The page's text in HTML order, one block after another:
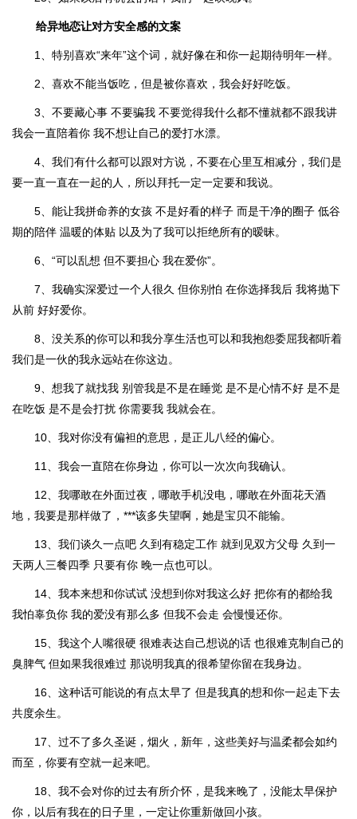
给异地恋让对方安全感的文案
1、特别喜欢“来年”这个词，就好像在和你一起期待明年一样。
2、喜欢不能当饭吃，但是被你喜欢，我会好好吃饭。
3、不要藏心事 不要骗我 不要觉得我什么都不懂就都不跟我讲
我会一直陪着你 我不想让自己的爱打水漂。
4、我们有什么都可以跟对方说，不要在心里互相减分，我们是
要一直一直在一起的人，所以拜托一定一定要和我说。
5、能让我拼命养的女孩 不是好看的样子 而是干净的圈子 低谷
期的陪伴 温暖的体贴 以及为了我可以拒绝所有的暧昧。
6、“可以乱想 但不要担心 我在爱你”。
7、我确实深爱过一个人很久 但你别怕 在你选择我后 我将抛下
从前 好好爱你。
8、没关系的你可以和我分享生活也可以和我抱怨委屈我都听着
我们是一伙的我永远站在你这边。
9、想我了就找我 别管我是不是在睡觉 是不是心情不好 是不是
在吃饭 是不是会打扰 你需要我 我就会在。
10、我对你没有偏袒的意思，是正儿八经的偏心。
11、我会一直陪在你身边，你可以一次次向我确认。
12、我哪敢在外面过夜，哪敢手机没电，哪敢在外面花天酒
地，我要是那样做了，***该多失望啊，她是宝贝不能输。
13、我们谈久一点吧 久到有稳定工作 就到见双方父母 久到一
天两人三餐四季 只要有你 晚一点也可以。
14、我本来想和你试试 没想到你对我这么好 把你有的都给我
我怕辜负你 我的爱没有那么多 但我不会走 会慢慢还你。
15、我这个人嘴很硬 很难表达自己想说的话 也很难克制自己的
臭脾气 但如果我很难过 那说明我真的很希望你留在我身边。
16、这种话可能说的有点太早了 但是我真的想和你一起走下去
共度余生。
17、过不了多久圣诞，烟火，新年，这些美好与温柔都会如约
而至，你要有空就一起来吧。
18、我不会对你的过去有所介怀，是我来晚了，没能太早保护
你，以后有我在的日子里，一定让你重新做回小孩。